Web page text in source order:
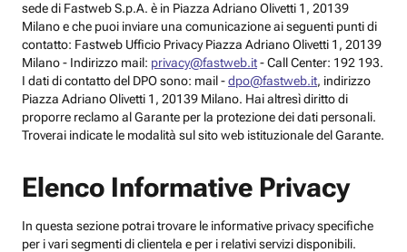
sede di Fastweb S.p.A. è in Piazza Adriano Olivetti 1, 20139
Milano e che puoi inviare una comunicazione ai seguenti punti di
contatto: Fastweb Ufficio Privacy Piazza Adriano Olivetti 1, 20139
Milano - Indirizzo mail: privacy@fastweb.it- Call Center: 192 193.
I dati di contatto del DPO sono: mail -dpo@fastweb.it, indirizzo
Piazza Adriano Olivetti 1, 20139 Milano. Hai altresì diritto di
proporre reclamo al Garante per la protezione dei dati personali.
Troverai indicate le modalità sul sito web istituzionale del Garante.
Elenco Informative Privacy
In questa sezione potrai trovare le informative privacy specifiche
per i vari segmenti di clientela e per i relativi servizi disponibili.